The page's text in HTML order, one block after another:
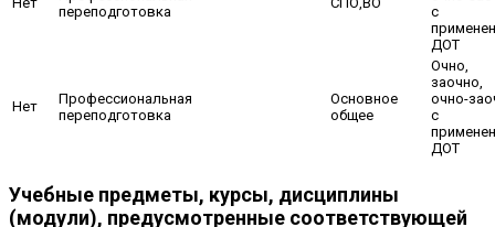
переподготовка
с
ДОТ
Нет
Профессиональная
переподготовка
Основное
общее
Очно,
заочно,
очно-
с
ДОТ
Учебные предметы, курсы, дисциплины
(модули), предусмотренные соответствующей